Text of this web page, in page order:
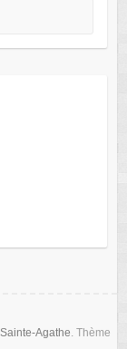
Agathe. Thème